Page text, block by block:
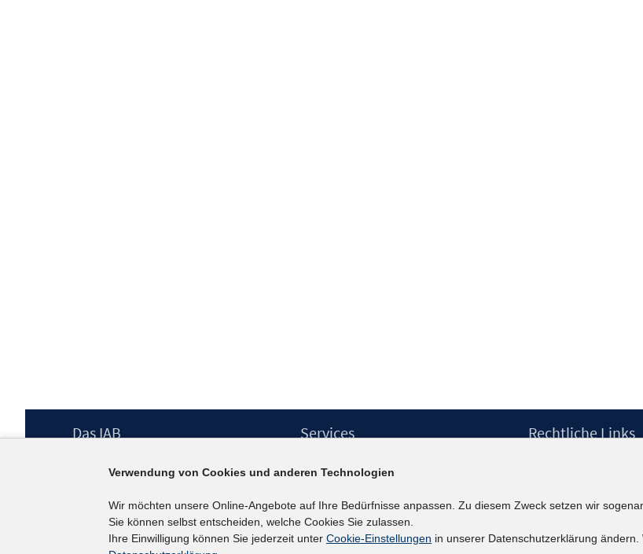
Footer
Das IAB
Berufsforschung (IAB) – unser Leitbild
Institutsleitung
Graduiertenprogramm
Befragungen
Services
IAB-Newsletter
Kontakt
Rechtliche Links
Erklärung zur
Verwendung von Cookies und anderen Technologien
Wir möchten unsere Online-Angebote auf Ihre Bedürfnisse anpassen. Zu diesem Zweck setzen wir
Sie können selbst entscheiden, welche Cookies Sie zulassen.
Ihre Einwilligung können Sie jederzeit unter Cookie-Einstellungen in unserer Datenschutzerklärung